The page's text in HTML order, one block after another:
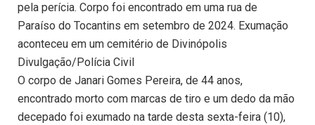
pela perícia. Corpo foi encontrado em uma rua de
Paraíso do Tocantins em setembro de 2024. Exumação
aconteceu em um cemitério de Divinópolis
Divulgação/Polícia Civil
O corpo de Janari Gomes Pereira, de 44 anos,
encontrado morto com marcas de tiro e um dedo da mão
decepado foi exumado na tarde desta sexta-feira (10),